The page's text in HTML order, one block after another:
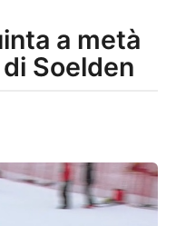
a metà
Soelden